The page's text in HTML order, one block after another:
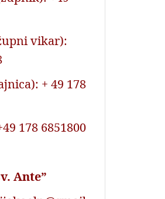
vikar):
+ 49 178
178 6851800
Ante”